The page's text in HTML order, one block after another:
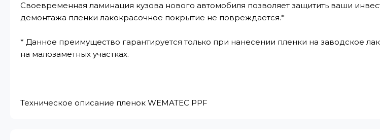
Своевременная ламинация кузова нового автомобиля позволяет защитить ваши
демонтажа пленки лакокрасочное покрытие не повреждается.*
* Данное преимущество гарантируется только при нанесении пленки на заводское
на малозаметных участках.
Техническое описание пленок WEMATEC PPF